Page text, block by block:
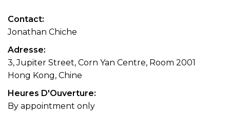
Contact
Jonathan Chiche
Adresse
3, Jupiter Street, Corn Yan Centre, Room 2001
Hong Kong, Chine
Heures D'Ouverture
By appointment only